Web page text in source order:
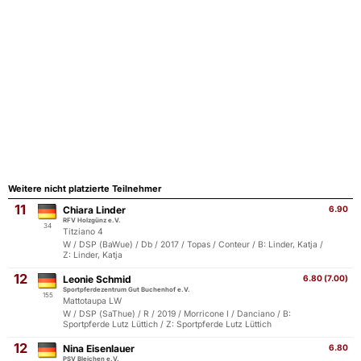
Weitere nicht platzierte Teilnehmer
11
34
6.90
Chiara Linder
RFV Holzgünz e.V.
Titziano 4
W / DSP (BaWue) / Db / 2017 / Topas / Conteur / B: Linder, Katja /
Z: Linder, Katja
12
155
6.80 (7.00)
Leonie Schmid
Sportpferdezentrum Gut Buchenhof e.V.
Mattotaupa LW
W / DSP (SaThue) / R / 2019 / Morricone I / Danciano / B:
Sportpferde Lutz Lüttich / Z: Sportpferde Lutz Lüttich
12 6.80
Nina Eisenlauer
PSV Bleichen e.V.